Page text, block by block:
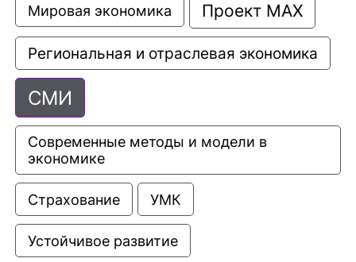
Мировая экономика Проект МАХ
Региональная и отраслевая экономика
СМИ
Современные методы и модели в
экономике
Страхование УМК
Устойчивое развитие